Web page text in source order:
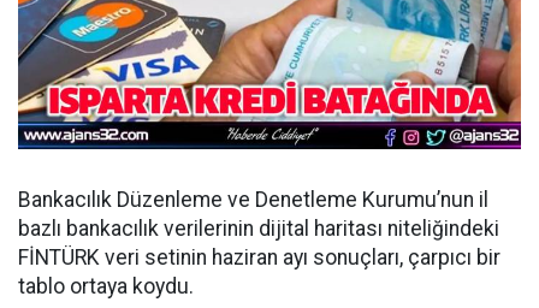
Bankacılık Düzenleme ve Denetleme Kurumu’nun il
bazlı bankacılık verilerinin dijital haritası niteliğindeki
FİNTÜRK veri setinin haziran ayı sonuçları, çarpıcı bir
tablo ortaya koydu.